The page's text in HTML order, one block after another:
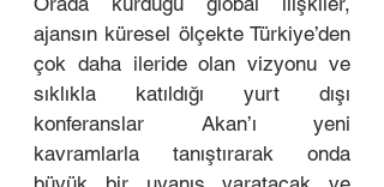
ajansın küresel ölçekte Türkiye’den
çok daha ileride olan vizyonu ve
sıklıkla katıldığı yurt dışı
konferanslar Akan’ı yeni
kavramlarla tanıştırarak onda